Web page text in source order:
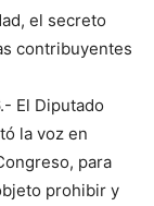
el secreto
contribuyentes
El Diputado
la voz en
para
prohibir y